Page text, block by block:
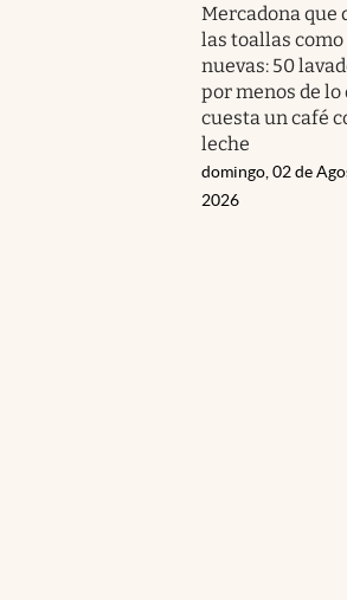
Mercadona que
las toallas como
nuevas: 50
por menos de lo
cuesta un café
leche
domingo, 02 de
2026